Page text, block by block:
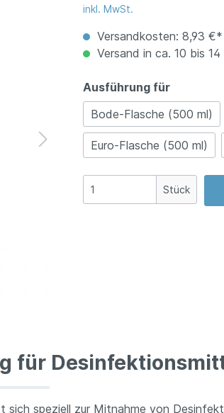
inkl. MwSt.
Versandkosten: 8,93 €*
Versand in ca. 10 bis
Ausführung für
Bode-Flasche (500 ml)
Euro-Flasche (500 ml)
Stück
für
speziell zur Mitnahme von